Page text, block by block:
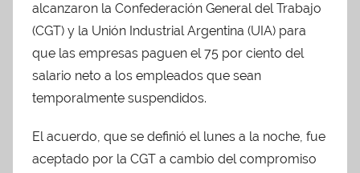
alcanzaron la Confederación General del Trabajo
(CGT) y la Unión Industrial Argentina (UIA) para
que las empresas paguen el 75 por ciento del
salario neto a los empleados que sean
temporalmente suspendidos.
El acuerdo, que se definió el lunes a la noche, fue
aceptado por la CGT a cambio del compromiso